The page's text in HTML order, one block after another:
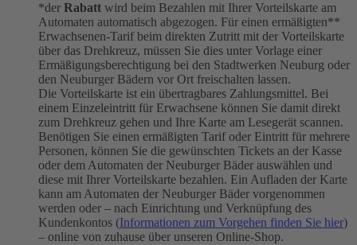
*der Rabatt wird beim Bezahlen mit Ihrer Vorteilskarte am
Automaten automatisch abgezogen. Für einen ermäßigten**
Erwachsenen-Tarif beim direkten Zutritt mit der Vorteilskarte
über das Drehkreuz, müssen Sie dies unter Vorlage einer
Ermäßigungsberechtigung bei den Stadtwerken Neuburg oder
den Neuburger Bädern vor Ort freischalten lassen.
Die Vorteilskarte ist ein übertragbares Zahlungsmittel. Bei
einem Einzeleintritt für Erwachsene können Sie damit direkt
zum Drehkreuz gehen und Ihre Karte am Lesegerät scannen.
Benötigen Sie einen ermäßigten Tarif oder Eintritt für mehrere
Personen, können Sie die gewünschten Tickets an der Kasse
oder dem Automaten der Neuburger Bäder auswählen und
diese mit Ihrer Vorteilskarte bezahlen. Ein Aufladen der Karte
kann am Automaten der Neuburger Bäder vorgenommen
werden oder – nach Einrichtung und Verknüpfung des
Kundenkontos (Informationen zum Vorgehen finden Sie hier)
– online von zuhause über unseren Online-Shop.